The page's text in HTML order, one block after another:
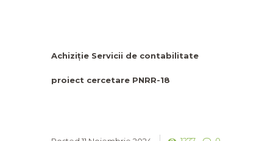
Achiziție Servicii de contabilitate
proiect cercetare PNRR-18